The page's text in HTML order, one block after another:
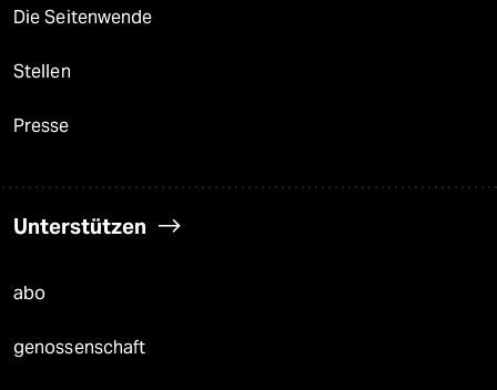
Die Seitenwende
Stellen
Presse
Unterstützen
abo
genossenschaft